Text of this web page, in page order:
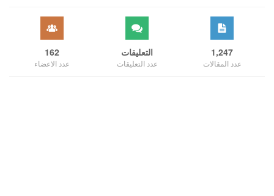
1,247
عدد المقالات
التعليقات
عدد التعليقات
162
عدد الاعضاء